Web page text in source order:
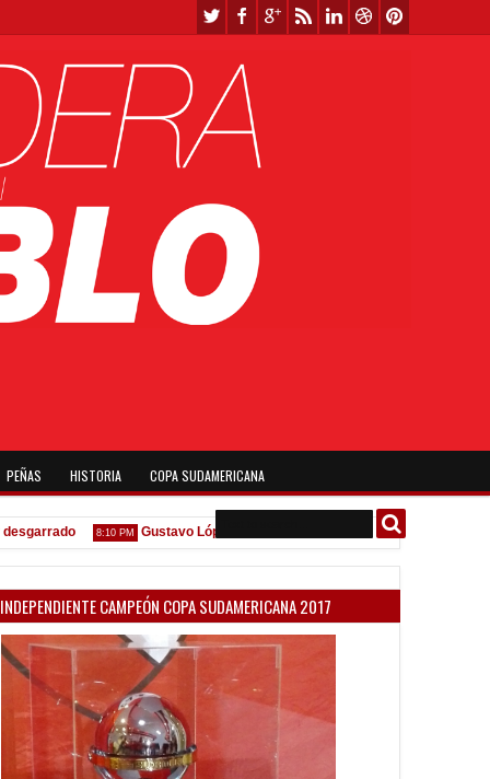
PEÑAS HISTORIA COPA SUDAMERICANA
8:10 PM Gustavo López: "La diferencia entre Vélez e Independiente
INDEPENDIENTE CAMPEÓN COPA SUDAMERICANA 2017